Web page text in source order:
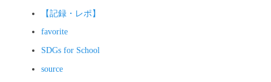
【記録・レポ】
favorite
SDGs for School
source